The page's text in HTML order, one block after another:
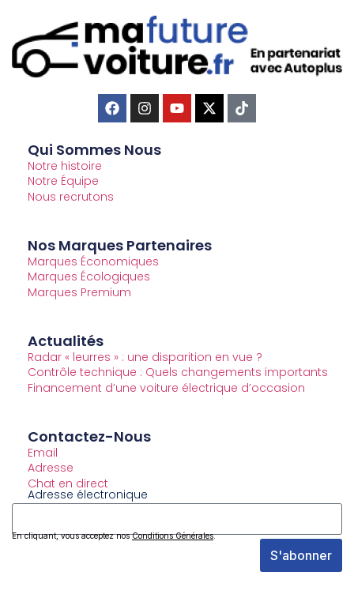
Qui Sommes Nous
Notre histoire
Notre Équipe
Nous recrutons
Nos Marques Partenaires
Marques Économiques
Marques Écologiques
Marques Premium
Actualités
Radar « leurres » : une disparition en vue ?
Contrôle technique : Quels changements importants
Financement d’une voiture électrique d’occasion
Contactez-Nous
Email
Adresse
Chat en direct
Adresse électronique
S'abonner
En cliquant, vous acceptez nosConditions Générales.